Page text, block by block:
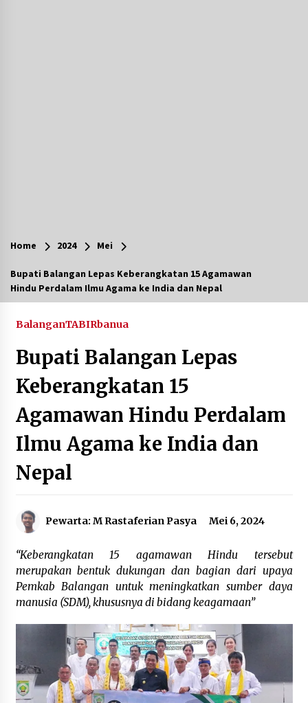
Keberlanjutan Masa Depan Lebih Hijau
Hari Kedua Kaji Tiru di DIY, Bupati Barito Utara
Pimpin Kunker ke Pemkab Gunung Kidul
Agustus 5, 2026
Eksekusi Putusan PN, Kejari Kotabaru Setor
PNBP 400 Juta dari Kasus Tambang Ilegal
Agustus 5, 2026
Hadiri Forum Komunikasi dan Kemitraan BPJS,
Kesehatan
Agustus 4, 2026
Kejaksaan, Ada Apa?
Agustus 4, 2026
Dana Transfer Pusat Berkurang, Pemkab
Pembangunan Tetap Berjalan
Agustus 4, 2026
Perkuat Tata Kelola Pemerintahan dan
Pelayanan Publik, Bupati Barito Utara Pimpin
Kaji Tiru ke DIY
Home 2024 Mei
Bupati Balangan Lepas Keberangkatan 15 Agamawan
Hindu Perdalam Ilmu Agama ke India dan Nepal
BalanganTABIRbanua
Bupati Balangan Lepas
Keberangkatan 15
Agamawan Hindu Perdalam
Ilmu Agama ke India dan
Nepal
Pewarta: M Rastaferian Pasya Mei 6, 2024
“Keberangkatan 15 agamawan Hindu tersebut
merupakan bentuk dukungan dan bagian dari upaya
Pemkab Balangan untuk meningkatkan sumber daya
manusia (SDM), khususnya di bidang keagamaan”